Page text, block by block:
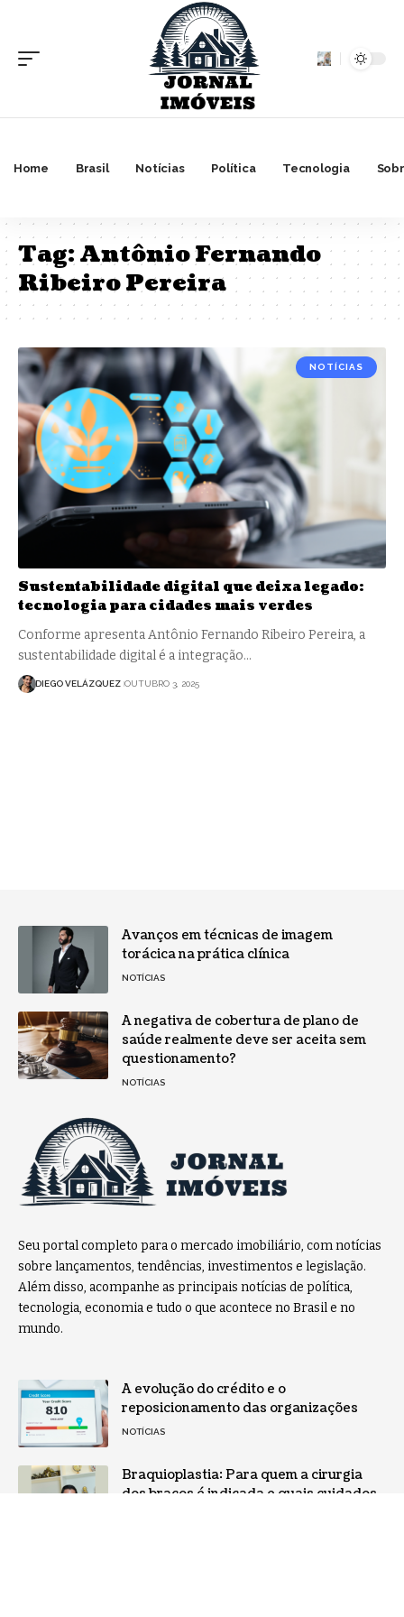
Home Brasil Notícias Política Tecnologia
Tag:Antônio Fernando
Ribeiro Pereira
NOTÍCIAS
Sustentabilidade digital que deixa legado:
tecnologia para cidades mais verdes
Conforme apresenta Antônio Fernando Ribeiro Pereira, a
sustentabilidade digital é a integração…
DIEGO VELÁZQUEZ OUTUBRO 3, 2025
Avanços em técnicas de imagem
torácica na prática clínica
NOTÍCIAS
A negativa de cobertura de plano de
saúde realmente deve ser aceita sem
questionamento?
NOTÍCIAS
Seu portal completo para o mercado imobiliário, com notícias
sobre lançamentos, tendências, investimentos e legislação.
Além disso, acompanhe as principais notícias de política,
tecnologia, economia e tudo o que acontece no Brasil e no
mundo.
A evolução do crédito e o
reposicionamento das organizações
NOTÍCIAS
Braquioplastia: Para quem a cirurgia
dos braços é indicada e quais cuidados